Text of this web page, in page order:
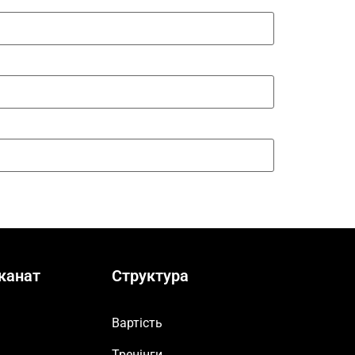
Структура
Вартість